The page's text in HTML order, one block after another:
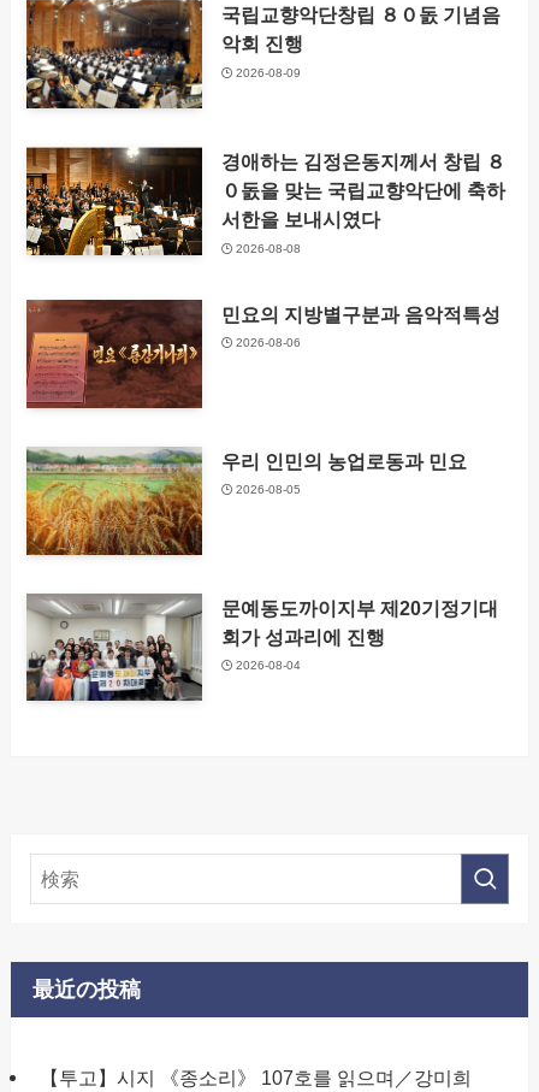
국립교향악단창립 ８０돐 기념음
악회 진행
2026-08-09
경애하는 김정은동지께서 창립 ８
０돐을 맞는 국립교향악단에 축하
서한을 보내시였다
2026-08-08
민요의 지방별구분과 음악적특성
2026-08-06
우리 인민의 농업로동과 민요
2026-08-05
문예동도까이지부 제20기정기대
회가 성과리에 진행
2026-08-04
最近の投稿
【투고】시지 《종소리》 107호를 읽으며／강미희